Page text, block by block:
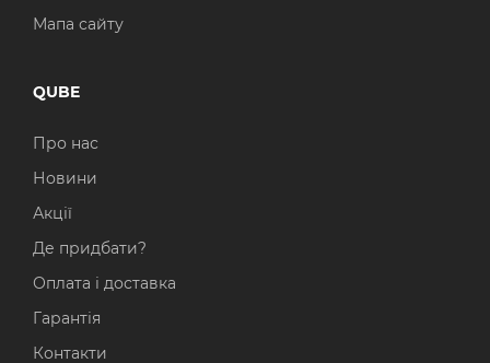
Мапа сайту
QUBE
Про нас
Новини
Акції
Де придбати?
Оплата і доставка
Гарантія
Контакти